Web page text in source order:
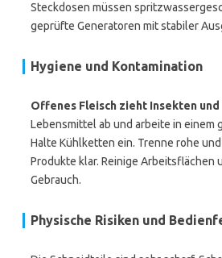
Steckdosen müssen
geprüfte Generatoren mit stabiler
Hygiene und Kontamination
Offenes Fleisch zieht Insekten und
Lebensmittel ab und arbeite in einem
Halte Kühlketten ein. Trenne rohe
Produkte klar. Reinige Arbeitsflächen
Gebrauch.
Physische Risiken und